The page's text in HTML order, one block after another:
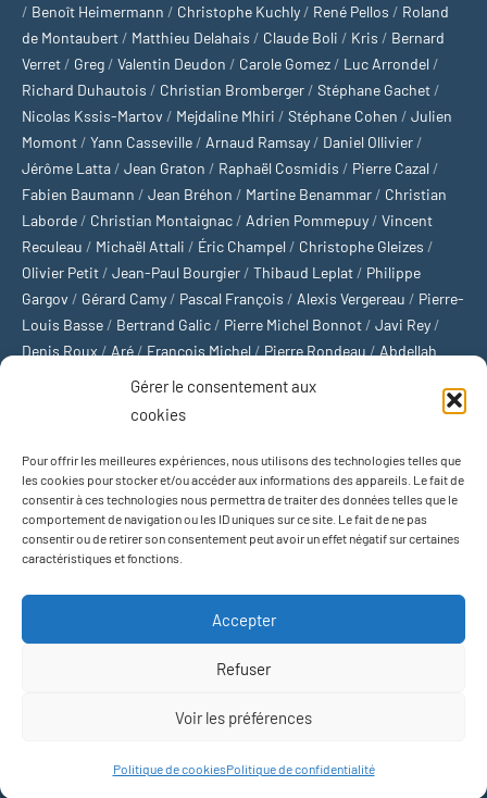
Gérer le consentement aux
cookies
Pour offrir les meilleures expériences, nous utilisons des technologies telles que
les cookies pour stocker et/ou accéder aux informations des appareils. Le fait de
consentir à ces technologies nous permettra de traiter des données telles que le
comportement de navigation ou les ID uniques sur ce site. Le fait de ne pas
consentir ou de retirer son consentement peut avoir un effet négatif sur certaines
caractéristiques et fonctions.
Accepter
Refuser
Voir les préférences
Politique de cookiesPolitique de confidentialité
/ Benoît Heimermann / Christophe Kuchly / René Pellos / Roland
de Montaubert / Matthieu Delahais / Claude Boli / Kris / Bernard
Verret / Greg / Valentin Deudon / Carole Gomez / Luc Arrondel /
Richard Duhautois / Christian Bromberger / Stéphane Gachet /
Nicolas Kssis-Martov / Mejdaline Mhiri / Stéphane Cohen / Julien
Momont / Yann Casseville / Arnaud Ramsay / Daniel Ollivier /
Jérôme Latta / Jean Graton / Raphaël Cosmidis / Pierre Cazal /
Fabien Baumann / Jean Bréhon / Martine Benammar / Christian
Laborde / Christian Montaignac / Adrien Pommepuy / Vincent
Reculeau / Michaël Attali / Éric Champel / Christophe Gleizes /
Olivier Petit / Jean-Paul Bourgier / Thibaud Leplat / Philippe
Gargov / Gérard Camy / Pascal François / Alexis Vergereau / Pierre-
Louis Basse / Bertrand Galic / Pierre Michel Bonnot / Javi Rey /
Denis Roux / Aré / François Michel / Pierre Rondeau / Abdellah
Michaël Delépine
Football/ Cyclisme/Tous les sports/Jeux olympiques/Rugby/
Basket-ball/Sports US/Boxe/Tennis/Bateaux/Formule 1/
Moto/Natation/Sports d'hiver/Marathon/Trail/Automobile
Baseball/Golf/Athlétisme
Football gaélique
Sports de combat
Thème WordPress : Occasio par ThemeZee.